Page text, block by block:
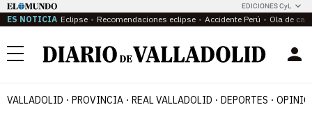
EDICIONES CyL
ES NOTICIA Eclipse Recomendaciones eclipse Accidente Perú Ola de
Menú
VALLADOLID PROVINCIA REAL VALLADOLID DEPORTES